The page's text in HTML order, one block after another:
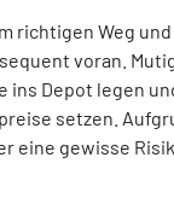
richtigen Weg
voran.
ins Depot legen
setzen.
eine gewisse